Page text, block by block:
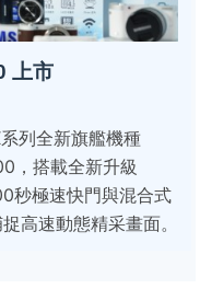
上市
列全新旗艦機種
，搭載全新升級
秒極速快門與混合式
高速動態精采畫面。